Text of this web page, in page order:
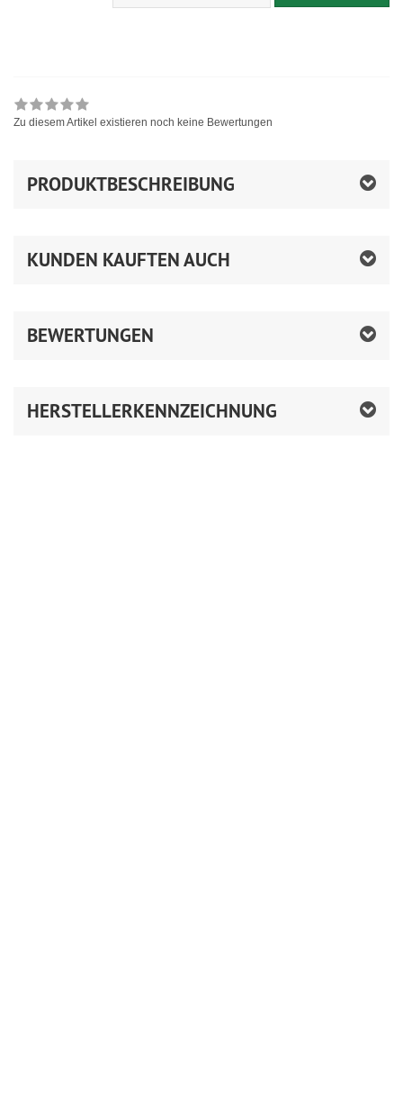
Zu diesem Artikel existieren noch keine Bewertungen
PRODUKTBESCHREIBUNG
KUNDEN KAUFTEN AUCH
BEWERTUNGEN
HERSTELLERKENNZEICHNUNG